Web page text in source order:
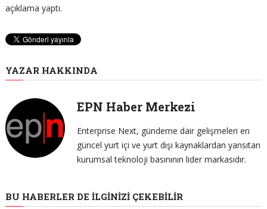
açıklama yaptı.
YAZAR HAKKINDA
EPN Haber Merkezi
Enterprise Next, gündeme dair gelişmeleri en
güncel yurt içi ve yurt dışı kaynaklardan yansıtan
kurumsal teknoloji basınının lider markasıdır.
BU HABERLER DE İLGINIZI ÇEKEBILIR